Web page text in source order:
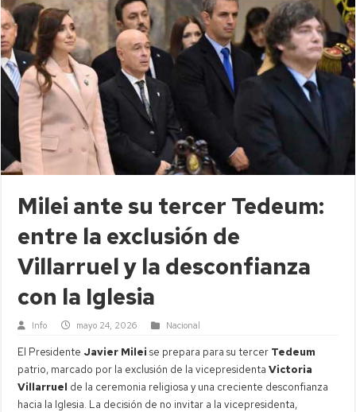
Milei ante su tercer Tedeum:
entre la exclusión de
Villarruel y la desconfianza
con la Iglesia
Info mayo 24, 2026 Nacional
El Presidente Javier Milei se prepara para su tercer Tedeum
patrio, marcado por la exclusión de la vicepresidentaVictoria
Villarruel de la ceremonia religiosa y una creciente desconfianza
hacia la Iglesia. La decisión de no invitar a la vicepresidenta,